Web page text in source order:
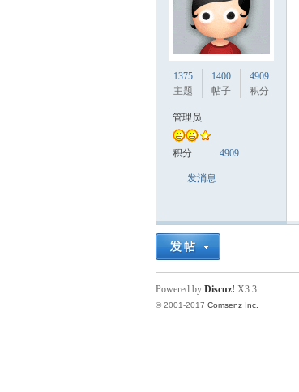
on
1375
主题
1400
帖子
4909
积分
管理员
积分 4909
发消息
Powered by Discuz! X3.3
© 2001-2017 Comsenz Inc.